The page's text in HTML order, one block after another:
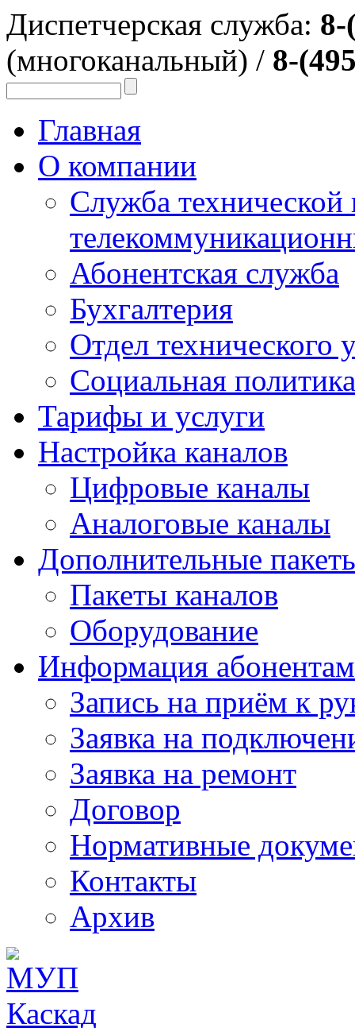
Диспетчерская служба: 8-
(многоканальный) / 8-
Главная
О компании
Служба
Абонентская служба
Бухгалтерия
Отдел технического
Социальная
Тарифы и услуги
Настройка каналов
Цифровые каналы
Аналоговые каналы
Дополнительные
Пакеты каналов
Оборудование
Информация абонентам
Запись на приём к
Заявка на
Заявка на ремонт
Договор
Нормативные
Контакты
Архив